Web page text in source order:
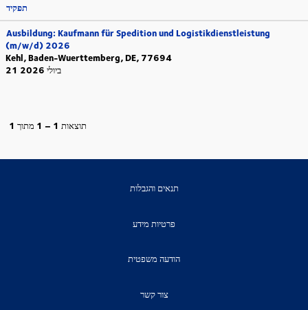
תפקיד
Ausbildung: Kaufmann für Spedition und Logistikdienstleistung
(m/w/d) 2026
Kehl, Baden-Wuerttemberg, DE, 77694
21 ביולי 2026
תוצאות 1 – 1 מתוך 1
תנאים והגבלות
פרטיות מידע
הודעה משפטית
צור קשר